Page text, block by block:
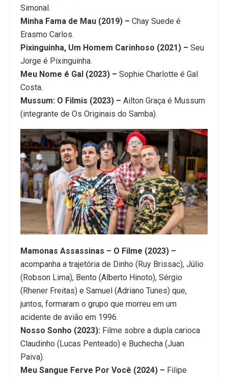
Simonal.
Minha Fama de Mau (2019) – Chay Suede é
Erasmo Carlos.
Pixinguinha, Um Homem Carinhoso (2021) – Seu
Jorge é Pixinguinha.
Meu Nome é Gal (2023) – Sophie Charlotte é Gal
Costa.
Mussum: O Filmis (2023) – Ailton Graça é Mussum
(integrante de Os Originais do Samba).
Mamonas Assassinas – O Filme (2023) –
acompanha a trajetória de Dinho (Ruy Brissac), Júlio
(Robson Lima), Bento (Alberto Hinoto), Sérgio
(Rhener Freitas) e Samuel (Adriano Tunes) que,
juntos, formaram o grupo que morreu em um
acidente de avião em 1996.
Nosso Sonho (2023): Filme sobre a dupla carioca
Claudinho (Lucas Penteado) e Buchecha (Juan
Paiva).
Meu Sangue Ferve Por Você (2024) – Filipe